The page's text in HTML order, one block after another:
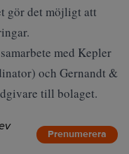
gör det möjligt att
med Kepler
och Gernandt &
till bolaget.
Prenumerera